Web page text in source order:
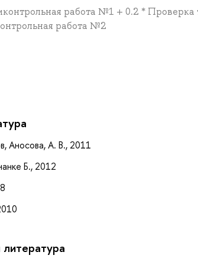
работа №1 + 0.2 *
работа №2
Аносова, А. В., 2011
Б., 2012